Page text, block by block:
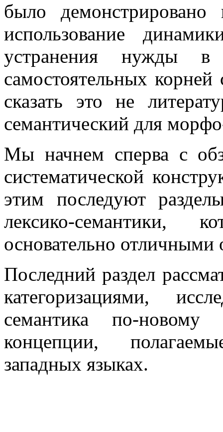
было
использование
устранения нужды
самостоятельных
сказать это не
семантический для
Мы начнем сперва с
систематической
этим последуют
лексико-семантики,
основательно отличными
Последний раздел
категоризациями,
семантика по-новому
концепции,
западных языках.